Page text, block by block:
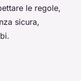
le regole,
sicura,